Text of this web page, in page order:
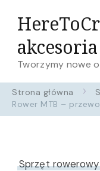
Tworzymy nowe
Strona główna
Rower MTB –
Sprzęt rowerowy